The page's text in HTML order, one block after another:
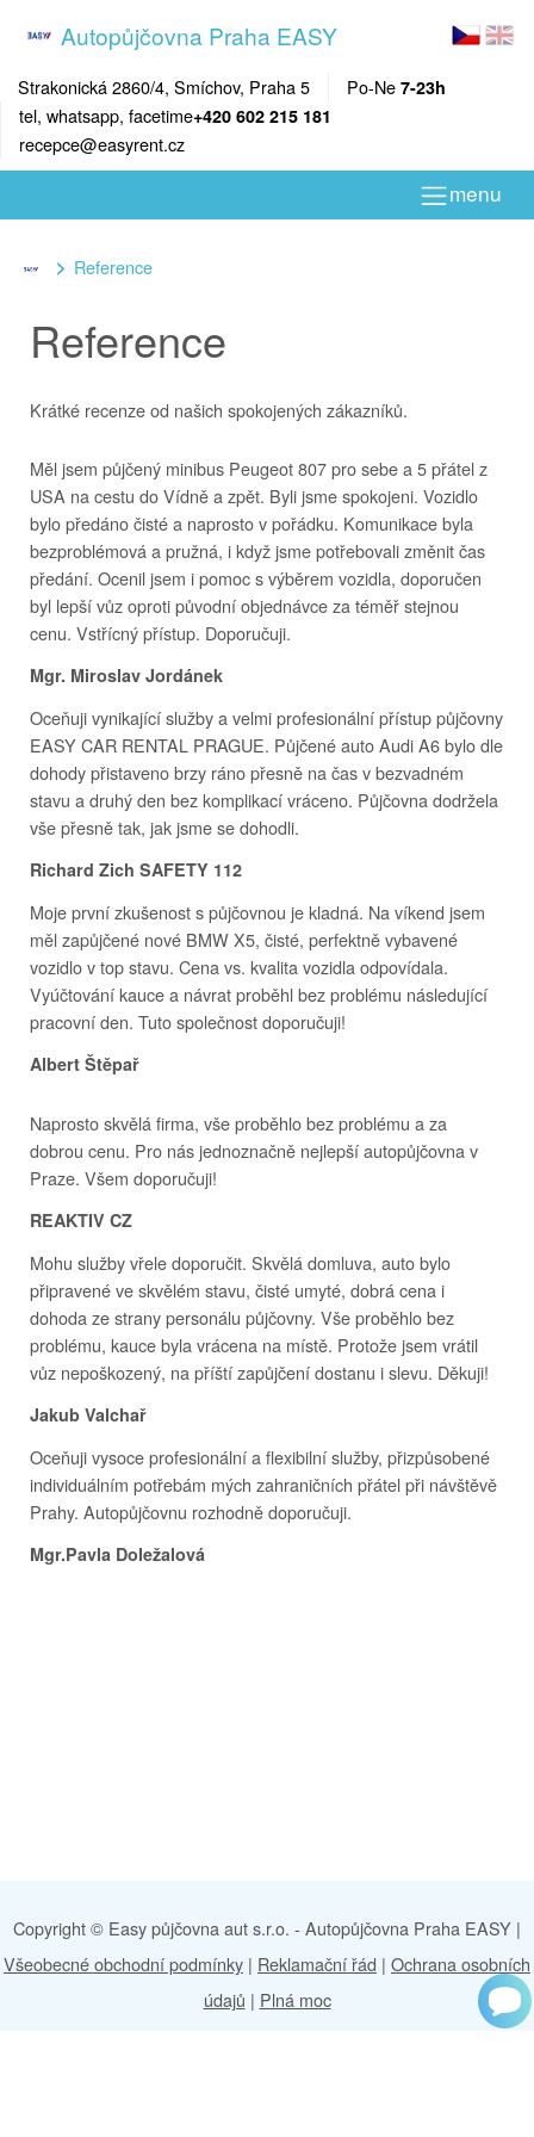
Autopůjčovna Praha EASY
Strakonická 2860/4, Smíchov, Praha 5 Po-Ne 7-23h
tel, whatsapp, facetime+420 602 215 181
recepce@easyrent.cz
menu
Reference
Reference
Krátké recenze od našich spokojených zákazníků.
Měl jsem půjčený minibus Peugeot 807 pro sebe a 5 přátel z
USA na cestu do Vídně a zpět. Byli jsme spokojeni. Vozidlo
bylo předáno čisté a naprosto v pořádku. Komunikace byla
bezproblémová a pružná, i když jsme potřebovali změnit čas
předání. Ocenil jsem i pomoc s výběrem vozidla, doporučen
byl lepší vůz oproti původní objednávce za téměř stejnou
cenu. Vstřícný přístup. Doporučuji.
Mgr. Miroslav Jordánek
Oceňuji vynikající služby a velmi profesionální přístup půjčovny
EASY CAR RENTAL PRAGUE. Půjčené auto Audi A6 bylo dle
dohody přistaveno brzy ráno přesně na čas v bezvadném
stavu a druhý den bez komplikací vráceno. Půjčovna dodržela
vše přesně tak, jak jsme se dohodli.
Richard Zich SAFETY 112
Moje první zkušenost s půjčovnou je kladná. Na víkend jsem
měl zapůjčené nové BMW X5, čisté, perfektně vybavené
vozidlo v top stavu. Cena vs. kvalita vozidla odpovídala.
Vyúčtování kauce a návrat proběhl bez problému následující
pracovní den. Tuto společnost doporučuji!
Albert Štěpař
Naprosto skvělá firma, vše proběhlo bez problému a za
dobrou cenu. Pro nás jednoznačně nejlepší autopůjčovna v
Praze. Všem doporučuji!
REAKTIV CZ
Mohu služby vřele doporučit. Skvělá domluva, auto bylo
připravené ve skvělém stavu, čisté umyté, dobrá cena i
dohoda ze strany personálu půjčovny. Vše proběhlo bez
problému, kauce byla vrácena na místě. Protože jsem vrátil
vůz nepoškozený, na příští zapůjčení dostanu i slevu. Děkuji!
Jakub Valchař
Oceňuji vysoce profesionální a flexibilní služby, přizpůsobené
individuálním potřebám mých zahraničních přátel při návštěvě
Prahy. Autopůjčovnu rozhodně doporučuji.
Mgr.Pavla Doležalová
Copyright © Easy půjčovna aut s.r.o. - Autopůjčovna Praha EASY |
Všeobecné obchodní podmínky | Reklamační řád | Ochrana osobních
údajů | Plná moc